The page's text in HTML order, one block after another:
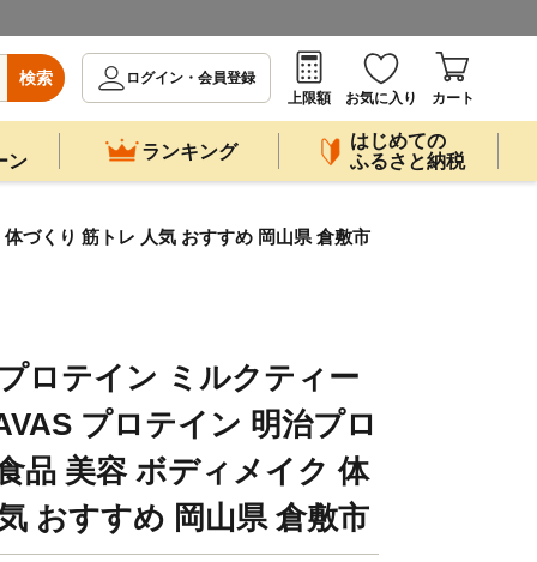
検索
ログイン・会員登録
上限額
お気に入り カート
ン
ランキング
はじめての
ふるさと納税
づくり 筋トレ 人気 おすすめ 岡山県 倉敷市
ロテイン ミルクティー
プロテイン 明治プロ
品 美容 ボディメイク 体
おすすめ 岡山県 倉敷市